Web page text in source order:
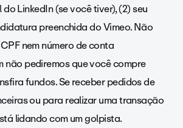
LinkedIn (se você tiver), (2) seu
preenchida do Vimeo.Não
nem número de conta
não pediremos que você compre
fundos. Se receber pedidos de
ou para realizar uma transação
lidando com um golpista.